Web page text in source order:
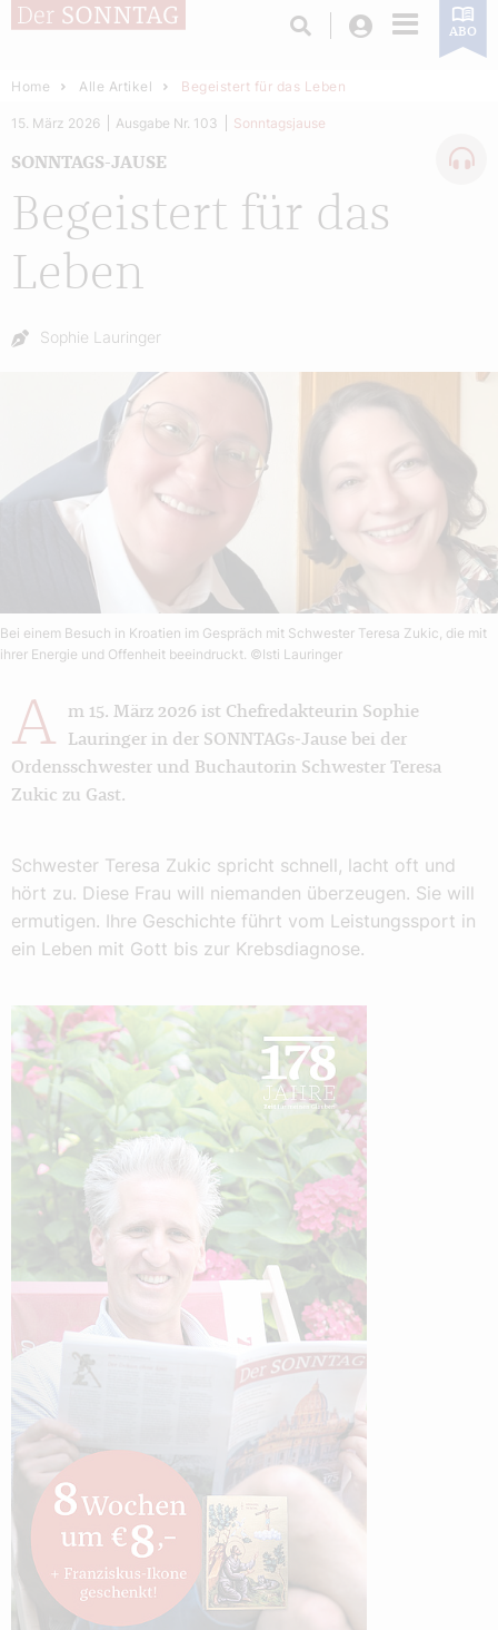
Login ABO
Home Alle Artikel Begeistert für das Leben
Begeistert für das
Leben
SONNTAGS-JAUSE
15. März 2026 Ausgabe Nr. 103 Sonntagsjause
Autor:
Sophie Lauringer
Bei einem Besuch in Kroatien im Gespräch mit Schwester Teresa Zukic, die mit
ihrer Energie und Offenheit beeindruckt. ©Isti Lauringer
A
m 15. März 2026 ist Chefredakteurin Sophie
Lauringer in der SONNTAGs‑Jause bei der
Ordensschwester und Buchautorin Schwester Teresa
Zukic zu Gast.
Schwester Teresa Zukic spricht schnell, lacht oft und
hört zu. Diese Frau will niemanden überzeugen. Sie will
ermutigen. Ihre Geschichte führt vom Leistungssport in
ein Leben mit Gott bis zur Krebsdiagnose.